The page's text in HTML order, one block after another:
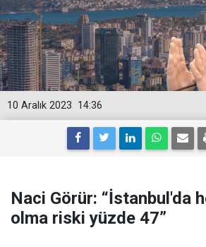
14:36
10 Aralık 2023
Naci Görür: “İstanbul'da
olma riski yüzde 47”